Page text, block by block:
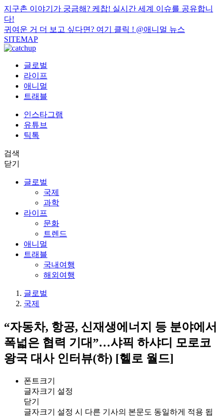
지구촌 이야기가 궁금해? 케찹! 실시간 세계 이슈를 공유합니
다!
귀여운 거 더 보고 싶다면? 여기 클릭 ! @애니멀 뉴스
SITEMAP
글로벌
라이프
애니멀
트래블
인스타그램
유튜브
틱톡
검색
닫기
글로벌
국제
과학
라이프
문화
트렌드
애니멀
트래블
국내여행
해외여행
글로벌
국제
“자동차, 항공, 신재생에너지 등 분야에서
폭넓은 협력 기대”…샤픽 하샤디 모로코
왕국 대사 인터뷰(하) [헬로 월드]
폰트크기
글자크기 설정
닫기
글자크기 설정 시 다른 기사의 본문도 동일하게 적용 됩